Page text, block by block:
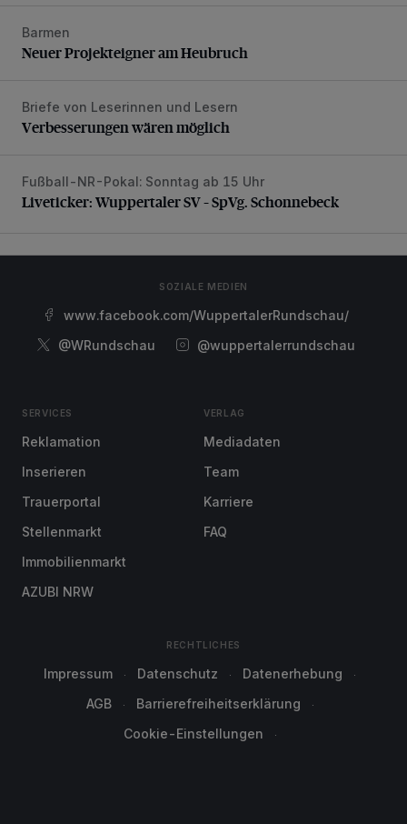
Neuer Projekteigner am Heubruch
Barmen
Neuer Projekteigner am Heubruch
Verbesserungen wären möglich
Briefe von Leserinnen und Lesern
Verbesserungen wären möglich
Liveticker: Wuppertaler SV – SpVg. Schonnebeck
Fußball-NR-Pokal: Sonntag ab 15 Uhr
Liveticker: Wuppertaler SV – SpVg. Schonnebeck
SOZIALE MEDIEN
www.facebook.com/WuppertalerRundschau/
@WRundschau
@wuppertalerrundschau
SERVICES
Reklamation
Inserieren
Trauerportal
Stellenmarkt
Immobilienmarkt
AZUBI NRW
VERLAG
Mediadaten
Team
Karriere
FAQ
RECHTLICHES
Impressum Datenschutz
Datenerhebung
AGB
Barrierefreiheitserklärung
Cookie-Einstellungen